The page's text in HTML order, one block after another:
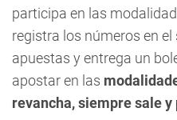
participa en las
registra los números en
apuestas y entrega un
apostar en las
revancha, siempre sale